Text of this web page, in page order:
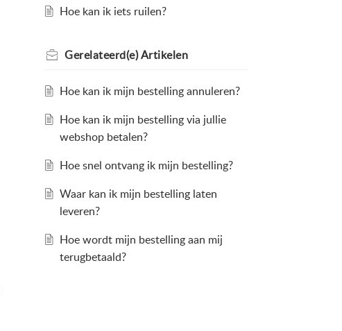
Hoe kan ik iets ruilen?
Gerelateerd(e)Artikelen
Hoe kan ik mijn bestelling annuleren?
Hoe kan ik mijn bestelling via jullie
webshop betalen?
Hoe snel ontvang ik mijn bestelling?
Waar kan ik mijn bestelling laten
leveren?
Hoe wordt mijn bestelling aan mij
terugbetaald?